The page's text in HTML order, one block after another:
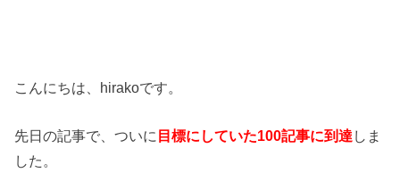
こんにちは、hirakoです。
先日の記事で、ついに 目標にしていた100記事に到達 しま
した。